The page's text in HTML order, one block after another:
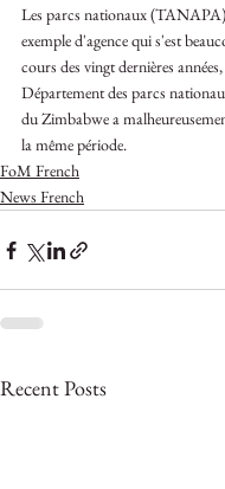
Les parcs nationaux
exemple d'agence qui s'est
cours des vingt dernières
Département des parcs
du Zimbabwe a
la même période.
FoM French
News French
Recent Posts